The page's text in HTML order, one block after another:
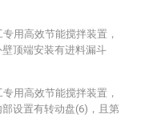
用高效节能搅拌装置，
顶端安装有进料漏斗
用高效节能搅拌装置，
设置有转动盘(6)，且第